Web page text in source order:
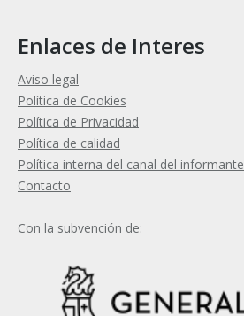
Enlaces de Interes
Aviso legal
Política de Cookies
Política de Privacidad
Política de calidad
Política interna del canal del informante
Contacto
Con la subvención de: